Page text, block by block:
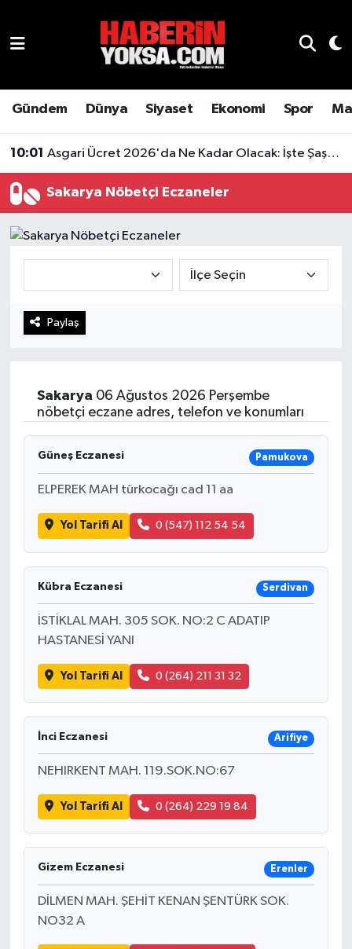
Gündem Dünya Siyaset Ekonomi Spor
10:01 Asgari Ücret 2026'da Ne Kadar Olacak: İşte Şaşırtan Rakam
Sakarya Nöbetçi Eczaneler
Paylaş
Sakarya 06 Ağustos 2026 Perşembe
nöbetçi eczane adres, telefon ve konumları
Güneş Eczanesi Pamukova
ELPEREK MAH türkocağı cad 11 aa
Yol Tarifi Al 0 (547) 112 54 54
Kübra Eczanesi Serdivan
İSTİKLAL MAH. 305 SOK. NO:2 C ADATIP
HASTANESİ YANI
Yol Tarifi Al 0 (264) 211 31 32
İnci Eczanesi Arifiye
NEHIRKENT MAH. 119.SOK.NO:67
Yol Tarifi Al 0 (264) 229 19 84
Gizem Eczanesi Erenler
DİLMEN MAH. ŞEHİT KENAN ŞENTÜRK SOK.
NO32 A
Gündem
Teknoloji
Yaşam
Hava Durumu
Haber Arşivi